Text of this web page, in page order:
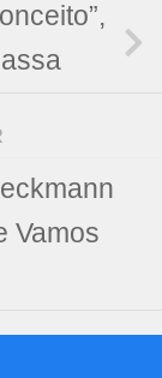
Vamos